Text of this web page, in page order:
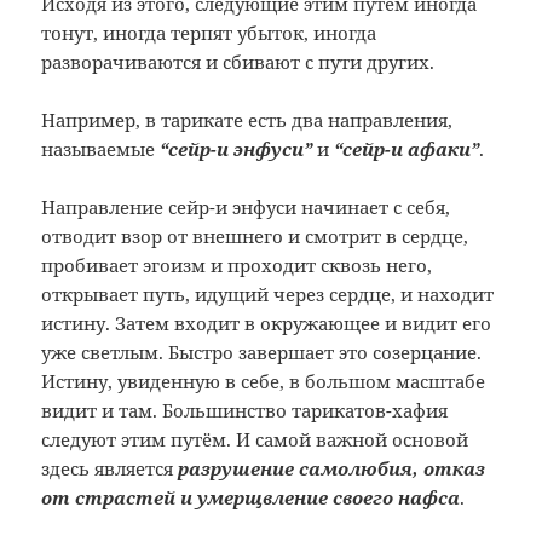
тонут, иногда терпят убыток, иногда
разворачиваются и сбивают с пути других.
Например, в тарикате есть два направления,
называемые “сейр-и энфуси”и “сейр-и афаки”.
Направление сейр-и энфуси начинает с себя,
отводит взор от внешнего и смотрит в сердце,
пробивает эгоизм и проходит сквозь него,
открывает путь, идущий через сердце, и находит
истину. Затем входит в окружающее и видит его
уже светлым. Быстро завершает это созерцание.
Истину, увиденную в себе, в большом масштабе
видит и там. Большинство тарикатов-хафия
следуют этим путём. И самой важной основой
здесь являетсяразрушение самолюбия, отказ
от страстей и умерщвление своего нафса.